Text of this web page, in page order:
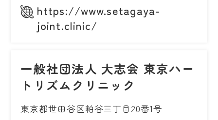
https://www.setagaya-
joint.clinic/
一般社団法人 大志会 東京ハー
トリズムクリニック
東京都世田谷区粕谷三丁目20番1号